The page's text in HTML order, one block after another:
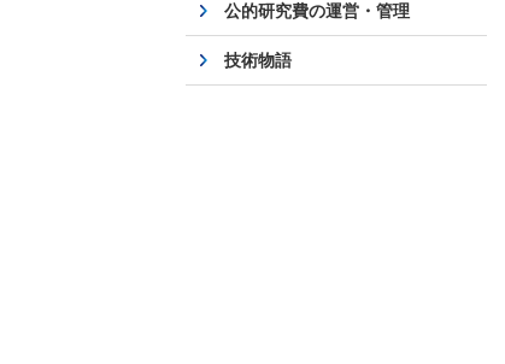
公的研究費の運営・管理
技術物語